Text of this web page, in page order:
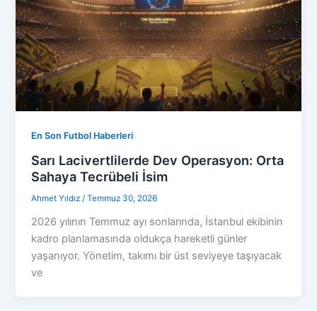
En Son Futbol Haberleri
Sarı Lacivertlilerde Dev Operasyon: Orta
Sahaya Tecrübeli İsim
Ahmet Yıldız/Temmuz 30, 2026
2026 yılının Temmuz ayı sonlarında, İstanbul ekibinin
kadro planlamasında oldukça hareketli günler
yaşanıyor. Yönetim, takımı bir üst seviyeye taşıyacak
ve